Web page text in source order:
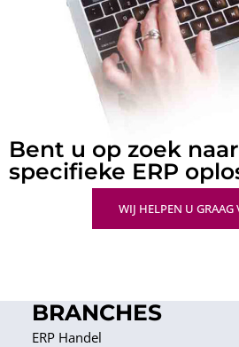
Bent u op zoek
specifieke ERP
WIJ HELPEN U GRAAG
BRANCHES
ERP Handel